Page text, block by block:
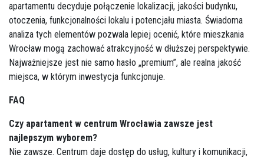
apartamentu decyduje połączenie lokalizacji, jakości budynku,
otoczenia, funkcjonalności lokalu i potencjału miasta. Świadoma
analiza tych elementów pozwala lepiej ocenić, które mieszkania
Wrocław mogą zachować atrakcyjność w dłuższej perspektywie.
Najważniejsze jest nie samo hasło „premium”, ale realna jakość
miejsca, w którym inwestycja funkcjonuje.
FAQ
Czy apartament w centrum Wrocławia zawsze jest
najlepszym wyborem?
Nie zawsze. Centrum daje dostęp do usług, kultury i komunikacji,